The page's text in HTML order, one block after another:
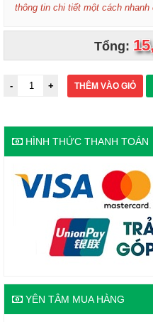
thông tin chi tiết một cách nhanh
Tổng:
THÊM VÀO GIỎ
HÌNH THỨC THANH TOÁN
YÊN TÂM MUA HÀNG